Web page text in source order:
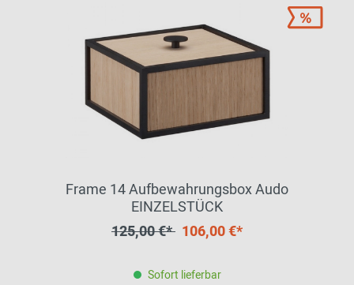
Frame 14 Aufbewahrungsbox Audo
EINZELSTÜCK
125,00 €* 106,00 €*
Sofort lieferbar